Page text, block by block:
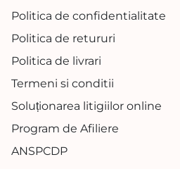
Politica de confidentialitate
Politica de retururi
Politica de livrari
Termeni si conditii
Soluționarea litigiilor online
Program de Afiliere
ANSPCDP